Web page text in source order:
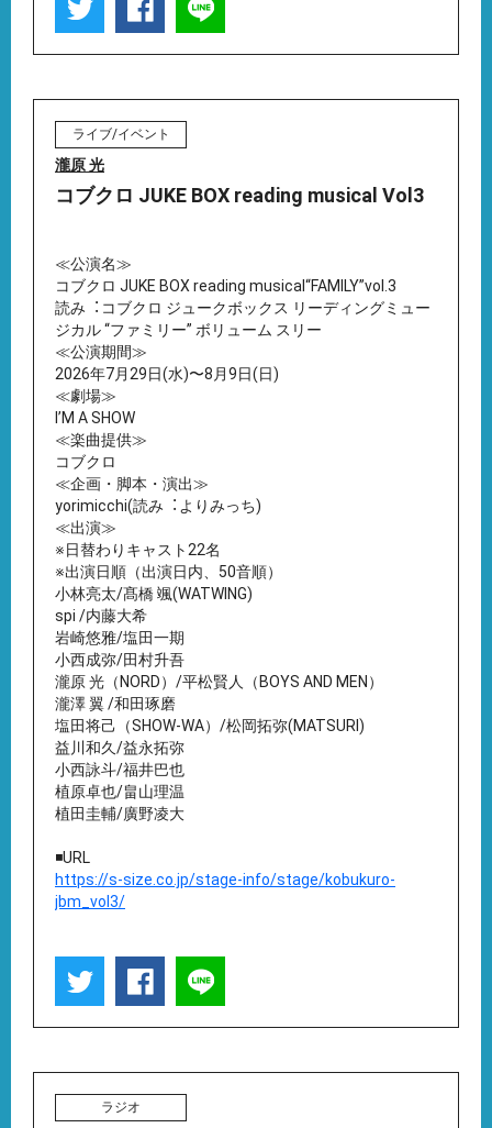
ライブ/イベント
瀧原 光
コブクロ JUKE BOX reading musical Vol3
≪公演名≫
コブクロ JUKE BOX reading musical“FAMILY”vol.3
読み︓コブクロ ジュークボックス リーディングミュー
ジカル “ファミリー” ボリューム スリー
≪公演期間≫
2026年7⽉29⽇(⽔)〜8⽉9⽇(⽇)
≪劇場≫
IʼM A SHOW
≪楽曲提供≫
コブクロ
≪企画・脚本・演出≫
yorimicchi(読み︓よりみっち)
≪出演≫
※⽇替わりキャスト22名
※出演⽇順（出演⽇内、50⾳順）
⼩林亮太/髙橋 颯(WATWING)
spi /内藤⼤希
岩崎悠雅/塩⽥⼀期
⼩⻄成弥/⽥村升吾
瀧原 光（NORD）/平松賢⼈（BOYS AND MEN）
瀧澤 翼 /和⽥琢磨
塩⽥将⼰（SHOW-WA）/松岡拓弥(MATSURI)
益川和久/益永拓弥
⼩⻄詠⽃/福井巴也
植原卓也/畠⼭理温
植⽥圭輔/廣野凌⼤
◾️URL
https://s-size.co.jp/stage-info/stage/kobukuro-
jbm_vol3/
ラジオ